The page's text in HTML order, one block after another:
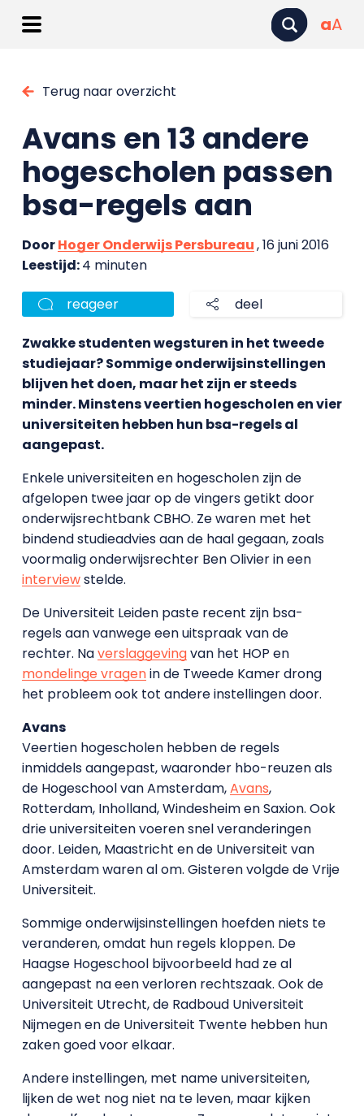
aA
Terug naar overzicht
Avans en 13 andere
hogescholen passen
bsa-regels aan
DoorHoger Onderwijs Persbureau, 16 juni 2016
Leestijd:4 minuten
reageer deel
Zwakke studenten wegsturen in het tweede
studiejaar? Sommige onderwijsinstellingen
blijven het doen, maar het zijn er steeds
minder. Minstens veertien hogescholen en vier
universiteiten hebben hun bsa-regels al
aangepast.
Enkele universiteiten en hogescholen zijn de
afgelopen twee jaar op de vingers getikt door
onderwijsrechtbank CBHO. Ze waren met het
bindend studieadvies aan de haal gegaan, zoals
voormalig onderwijsrechter Ben Olivier in een
interviewstelde.
De Universiteit Leiden paste recent zijn bsa-
regels aan vanwege een uitspraak van de
rechter. Naverslaggevingvan het HOP en
mondelinge vragenin de Tweede Kamer drong
het probleem ook tot andere instellingen door.
Avans
Veertien hogescholen hebben de regels
inmiddels aangepast, waaronder hbo-reuzen als
de Hogeschool van Amsterdam,Avans,
Rotterdam, Inholland, Windesheim en Saxion. Ook
drie universiteiten voeren snel veranderingen
door. Leiden, Maastricht en de Universiteit van
Amsterdam waren al om. Gisteren volgde de Vrije
Universiteit.
Sommige onderwijsinstellingen hoefden niets te
veranderen, omdat hun regels kloppen. De
Haagse Hogeschool bijvoorbeeld had ze al
aangepast na een verloren rechtszaak. Ook de
Universiteit Utrecht, de Radboud Universiteit
Nijmegen en de Universiteit Twente hebben hun
zaken goed voor elkaar.
Andere instellingen, met name universiteiten,
lijken de wet nog niet na te leven, maar kijken